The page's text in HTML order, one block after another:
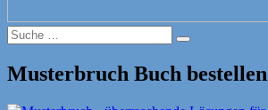
Suche
nach:
Suche
Musterbruch Buch bestellen